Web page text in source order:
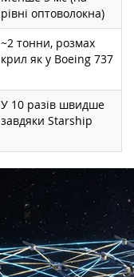
рівні оптоволокна)
~2 тонни, розмах
крил як у Boeing 737
У 10 разів швидше
завдяки Starship